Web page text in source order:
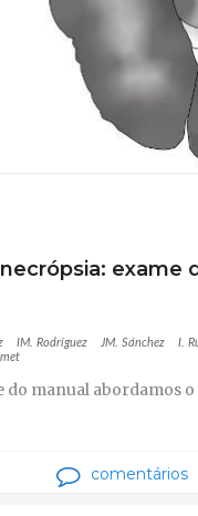
exame
IM. Rodríguez JM. Sánchez I.
do manual abordamos
comentários